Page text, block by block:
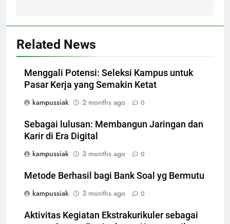
Related News
Menggali Potensi: Seleksi Kampus untuk
Pasar Kerja yang Semakin Ketat
kampussiak
2 months ago 0
Sebagai lulusan: Membangun Jaringan dan
Karir di Era Digital
kampussiak
3 months ago 0
Metode Berhasil bagi Bank Soal yg Bermutu
kampussiak
3 months ago 0
Aktivitas Kegiatan Ekstrakurikuler sebagai